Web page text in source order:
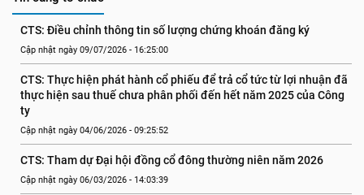
CTS: Điều chỉnh thông tin số lượng chứng khoán đăng ký
Cập nhật ngày 09/07/2026 - 16:25:00
CTS: Thực hiện phát hành cổ phiếu để trả cổ tức từ lợi nhuận đã
thực hiện sau thuế chưa phân phối đến hết năm 2025 của Công
ty
Cập nhật ngày 04/06/2026 - 09:25:52
CTS: Tham dự Đại hội đồng cổ đông thường niên năm 2026
Cập nhật ngày 06/03/2026 - 14:03:39